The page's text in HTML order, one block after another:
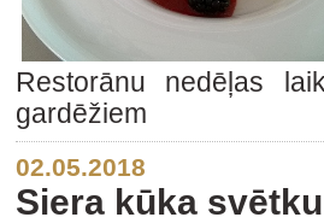
Restorānu nedēļas
gardēžiem
02.05.2018
Siera kūka